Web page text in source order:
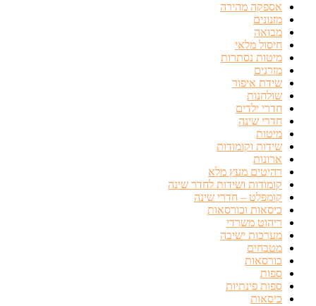
אספקה מהירה
מזנונים
מבואה
חיסול מלאי
מיטות נסתרות
מזרנים
שידת איפור
שולחנות
חדרי ילדים
חדרי שינה
מיטות
שידות וקומודות
ארונות
רהיטים מעץ מלא
קומודות ושידות לחדר שינה
קומפלט – חדרי שינה
כיסאות וכורסאות
ריהוט משרדי
מערכות ישיבה
מטבחים
כורסאות
ספות
ספות פינתיות
כיסאות